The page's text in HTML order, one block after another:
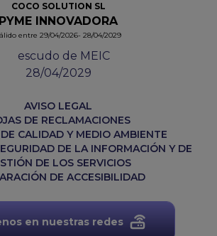
COCO SOLUTION SL
PYME INNOVADORA
entre 29/04/2026- 28/04/2029
AVISO LEGAL
DE RECLAMACIONES
CALIDAD Y MEDIO AMBIENTE
DE LA INFORMACIÓN Y DE
DE LOS SERVICIOS
DE ACCESIBILIDAD
en nuestras redes